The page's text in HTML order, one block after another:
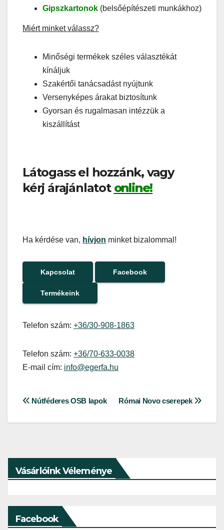
Gipszkartonok (belsőépítészeti munkákhoz)
Miért minket válassz?
Minőségi termékek széles választékát
kínáljuk
Szakértői tanácsadást nyújtunk
Versenyképes árakat biztosítunk
Gyorsan és rugalmasan intézzük a
kiszállítást
Látogass el hozzánk, vagy
kérj árajánlatot online!
Ha kérdése van, hívjon minket bizalommal!
Kapcsolat Facebook
Termékeink
Telefon szám: +36/30-908-1863
Telefon szám: +36/70-633-0038
E-mail cím: info@egerfa.hu
Bejegyzés
navigáció
Római Novo cserepek
Nútféderes OSB lapok
Vásárlóink Véleménye
Facebook